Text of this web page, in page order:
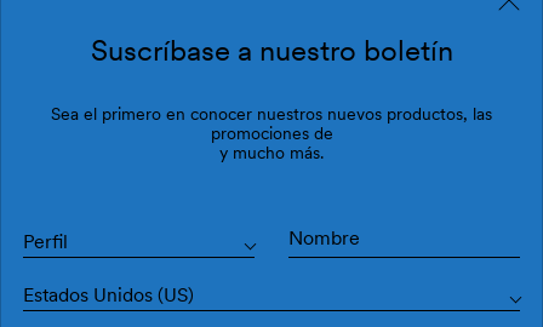
Suscríbase a nuestro boletín
Sea el primero en conocer nuestros nuevos productos, las
promociones de
y mucho más.
Perfil
Estados Unidos (US)